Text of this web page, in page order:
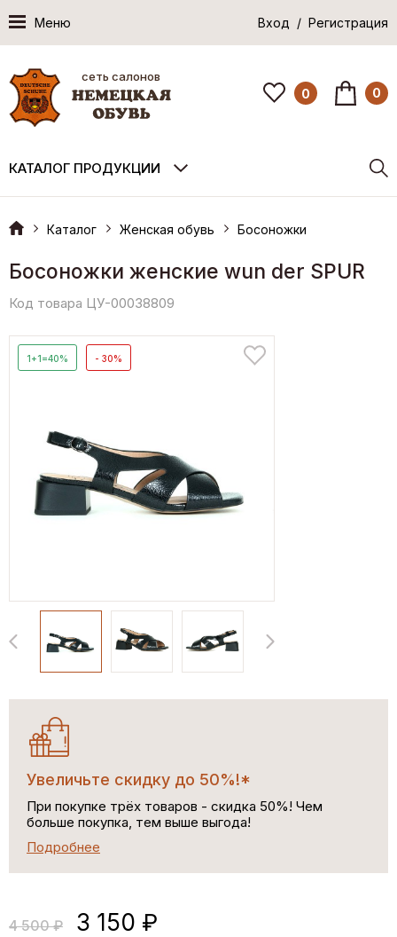
Меню Вход / Регистрация
сеть салонов
0 0
КАТАЛОГ ПРОДУКЦИИ
Каталог Женская обувь Босоножки
Босоножки женские wun der SPUR
Код товара ЦУ-00038809
1+1=40% - 30%
Увеличьте скидку до 50%!*
При покупке трёх товаров - скидка 50%! Чем
больше покупка, тем выше выгода!
Подробнее
4 500 ₽ 3 150 ₽